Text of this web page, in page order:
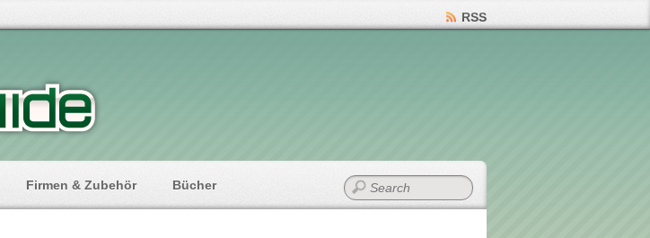
RSS
Firmen & Zubehör Bücher